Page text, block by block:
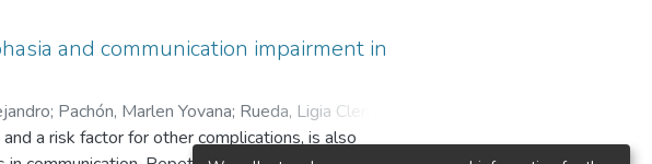
and communication impairment in
; Pachón, Marlen Yovana; Rueda, Ligia Clemencia
a risk factor for other complications, is also